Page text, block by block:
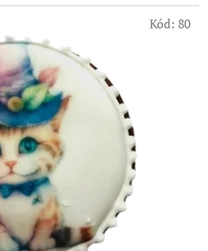
Kód: 80